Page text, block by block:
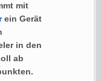
mit
ein Gerät
in den
ab